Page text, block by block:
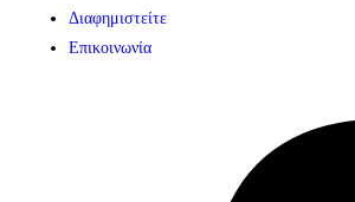
Διαφημιστείτε
Επικοινωνία